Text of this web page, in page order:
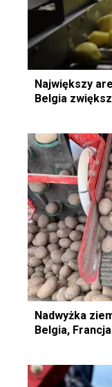
Największy
Belgia
Nadwyżka
Belgia,